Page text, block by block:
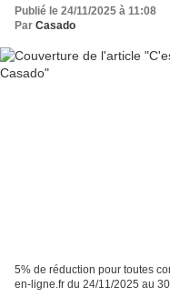
Publié le 24/11/2025 à 11:08
Par Casado
5% de réduction pour toutes
en-ligne.fr du 24/11/2025 au